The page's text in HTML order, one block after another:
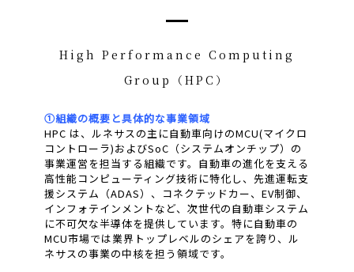
High Performance Computing
Group（HPC）
①組織の概要と具体的な事業領域
HPC は、ルネサスの主に自動車向けのMCU(マイクロ
コントローラ)およびSoC（システムオンチップ）の
事業運営を担当する組織です。自動車の進化を支える
高性能コンピューティング技術に特化し、先進運転支
援システム（ADAS）、コネクテッドカー、EV制御、
インフォテインメントなど、次世代の自動車システム
に不可欠な半導体を提供しています。特に自動車の
MCU市場では業界トップレベルのシェアを誇り、ル
ネサスの事業の中核を担う領域です。